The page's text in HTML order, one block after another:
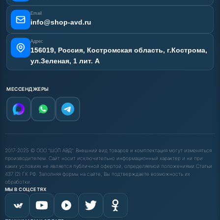
Email
info@shop-avd.ru
Адрес
156019, Россия, Костромская область, г.Кострома,
ул.Зеленая, 1 лит. А
МЕССЕНДЖЕРЫ
2017-2025 © ООО "ШОП АВД". Внешний вид товаров и комплектация могут изменяться
производителем. Сайт носит исключительно информационный характер и ни при
каких условиях не является публичной офертой, определяемой положениями Статьи
437 (2) ГК РФ. Заполняя формы на сайте, Вы подтверждаете возможность их
обработки.
МЫ В СОЦСЕТЯХ